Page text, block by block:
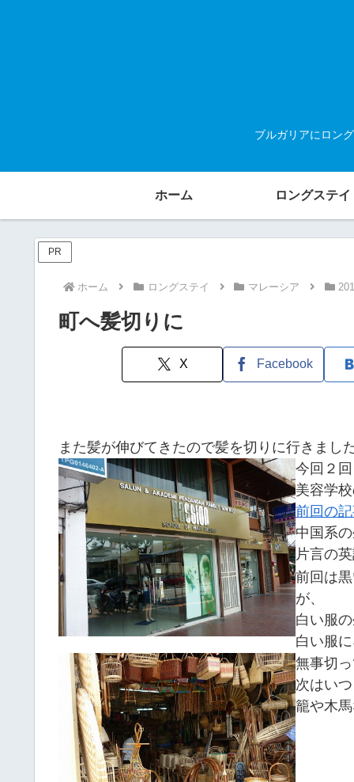
ブルガリアにロン
ホーム ロングステイ
PR
ホーム ロングステイ マレーシア
町へ髪切りに
X Facebook
また髪が伸びてきたので髪を切りに行きまし
今回２
美容学
前回の
中国系
片言の
前回は
が、
白い服
白い服
無事切
次はい
籠や木